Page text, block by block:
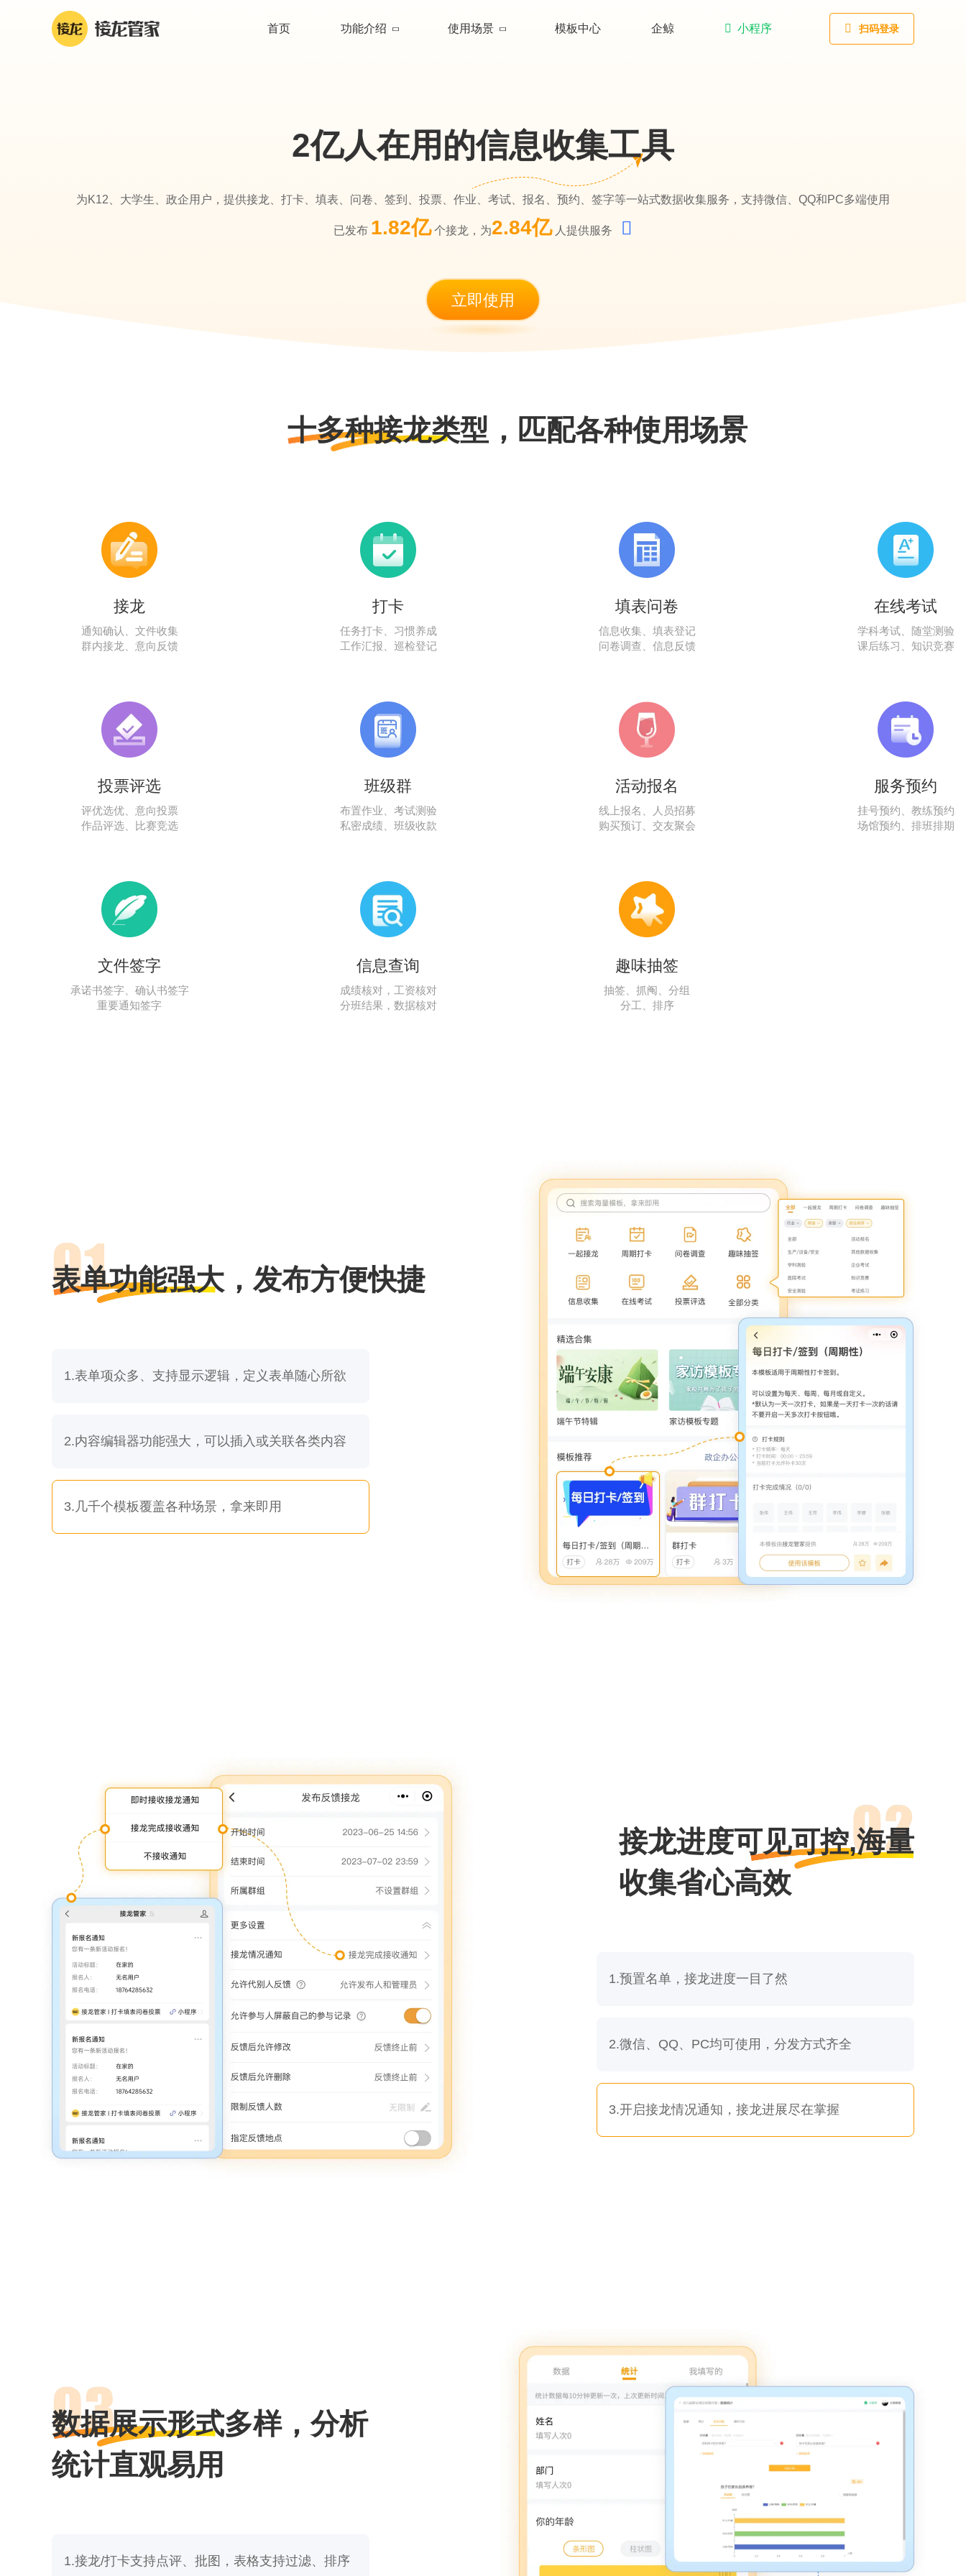
首页 功能介绍 使用场景 模板中心 企鲸 小程序 扫码登录
2亿人在用的信息收集工具
为K12、大学生、政企用户，提供接龙、打卡、填表、问卷、签到、投票、作业、考试、报名、预约、签字等一站式数据收集服务，支持微信、QQ和PC多端使用
已发布 1.82亿个接龙，为2.84亿人提供服务
立即使用
十多种接龙类型，匹配各种使用场景
接龙
通知确认、文件收集
群内接龙、意向反馈
打卡
任务打卡、习惯养成
工作汇报、巡检登记
填表问卷
信息收集、填表登记
问卷调查、信息反馈
在线考试
学科考试、随堂测验
课后练习、知识竞赛
投票评选
评优选优、意向投票
作品评选、比赛竞选
班级群
布置作业、考试测验
私密成绩、班级收款
活动报名
线上报名、人员招募
购买预订、交友聚会
服务预约
挂号预约、教练预约
场馆预约、排班排期
文件签字
承诺书签字、确认书签字
重要通知签字
信息查询
成绩核对，工资核对
分班结果，数据核对
趣味抽签
抽签、抓阄、分组
分工、排序
表单功能强大，发布方便快捷
1.表单项众多、支持显示逻辑，定义表单随心所欲
2.内容编辑器功能强大，可以插入或关联各类内容
3.几千个模板覆盖各种场景，拿来即用
接龙进度可见可控,海量
收集省心高效
1.预置名单，接龙进度一目了然
2.微信、QQ、PC均可使用，分发方式齐全
3.开启接龙情况通知，接龙进展尽在掌握
数据展示形式多样，分析
统计直观易用
1.接龙/打卡支持点评、批图，表格支持过滤、排序